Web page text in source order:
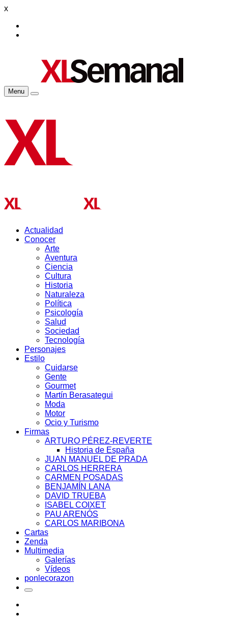
x
Menu
Actualidad
Conocer
Arte
Aventura
Ciencia
Cultura
Historia
Naturaleza
Política
Psicología
Salud
Sociedad
Tecnología
Personajes
Estilo
Cuidarse
Gente
Gourmet
Martín Berasategui
Moda
Motor
Ocio y Turismo
Firmas
ARTURO PÉREZ-REVERTE
Historia de España
JUAN MANUEL DE PRADA
CARLOS HERRERA
CARMEN POSADAS
BENJAMÍN LANA
DAVID TRUEBA
ISABEL COIXET
PAU ARENÓS
CARLOS MARIBONA
Cartas
Zenda
Multimedia
Galerías
Vídeos
ponlecorazon